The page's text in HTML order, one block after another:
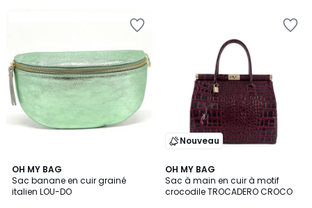
OH MY BAG
Sac banane en cuir grainé
italien LOU-DO
4,7
/ 5
11
Couleurs
Nouveau
OH MY BAG
Sac à main en cuir à motif
crocodile TROCADERO CROCO
5
Couleurs